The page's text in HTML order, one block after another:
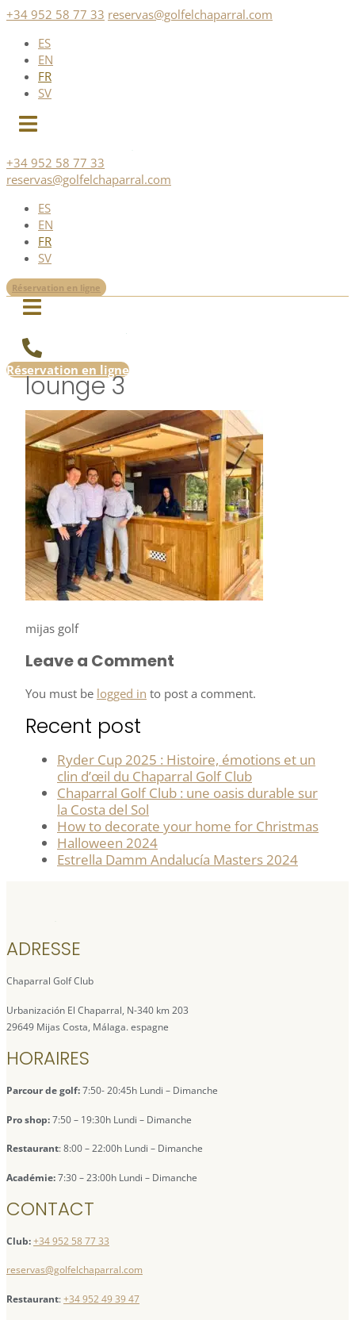
Skip
content
+34 952 58 77 33 reservas@golfelchaparral.com
ES
EN
FR
SV
+34 952 58 77 33
reservas@golfelchaparral.com
ES
EN
FR
SV
Réservation en ligne
Réservation en ligne
lounge 3
mijas golf
Leave a Comment
You must be logged in to post a comment.
Recent post
Ryder Cup 2025 : Histoire, émotions et un
clin d’œil du Chaparral Golf Club
Chaparral Golf Club : une oasis durable sur
la Costa del Sol
How to decorate your home for Christmas
Halloween 2024
Estrella Damm Andalucía Masters 2024
ADRESSE
Chaparral Golf Club
Urbanización El Chaparral, N-340 km 203
29649 Mijas Costa, Málaga. espagne
HORAIRES
Parcour de golf:7:50- 20:45h Lundi – Dimanche
Pro shop:7:50 – 19:30h Lundi – Dimanche
Restaurant: 8:00 – 22:00h Lundi – Dimanche
Académie:7:30 – 23:00h Lundi – Dimanche
CONTACT
Club:+34 952 58 77 33
reservas@golfelchaparral.com
Restaurant:+34 952 49 39 47